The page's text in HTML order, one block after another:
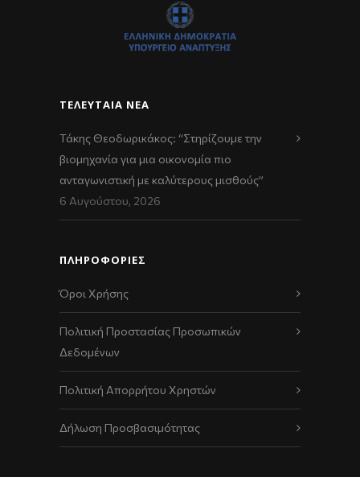
ΤΕΛΕΥΤΑΊΑ ΝΈΑ
Τάκης Θεοδωρικάκος: “Στηρίζουμε την
βιομηχανία για μια οικονομία πιο
ανταγωνιστική με καλύτερους μισθούς”
6 Αυγούστου, 2026
ΠΛΗΡΟΦΟΡΙΕΣ
Όροι Χρήσης
Πολιτική Προστασίας Προσωπικών
Δεδομένων
Πολιτική Απορρήτου Χρηστών
Δήλωση Προσβασιμότητας